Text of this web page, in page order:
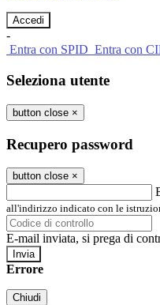
-
Entra con SPID Entra con
Seleziona utente
button close ×
Recupero password
button close ×
all'indirizzo indicato con le
E-mail inviata, si prega di
Errore
Chiudi